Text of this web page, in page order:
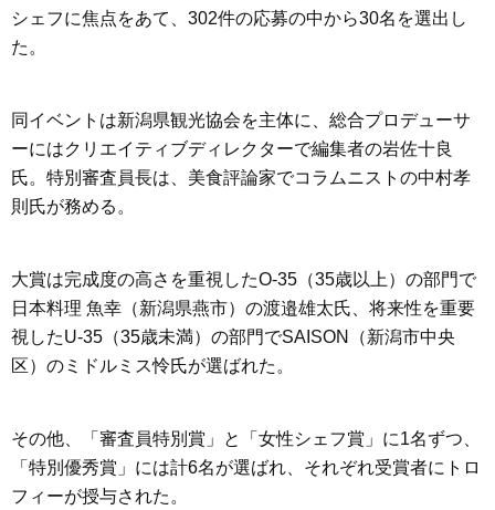
シェフに焦点をあて、302件の応募の中から30名を選出し
た。
同イベントは新潟県観光協会を主体に、総合プロデューサ
ーにはクリエイティブディレクターで編集者の岩佐十良
氏。特別審査員長は、美食評論家でコラムニストの中村孝
則氏が務める。
大賞は完成度の高さを重視したO-35（35歳以上）の部門で
日本料理 魚幸（新潟県燕市）の渡邉雄太氏、将来性を重要
視したU‐35（35歳未満）の部門でSAISON（新潟市中央
区）のミドルミス怜氏が選ばれた。
その他、「審査員特別賞」と「女性シェフ賞」に1名ずつ、
「特別優秀賞」には計6名が選ばれ、それぞれ受賞者にトロ
フィーが授与された。